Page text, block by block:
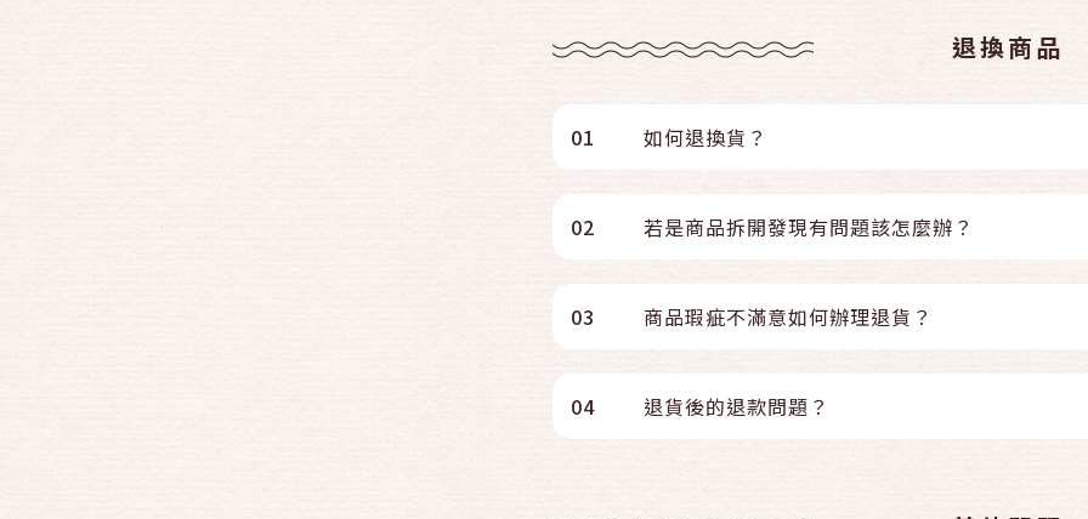
退換商品
01 如何退換貨？
02 若是商品拆開發現有問題該怎麼辦？
03 商品瑕疵不滿意如何辦理退貨？
04 退貨後的退款問題？